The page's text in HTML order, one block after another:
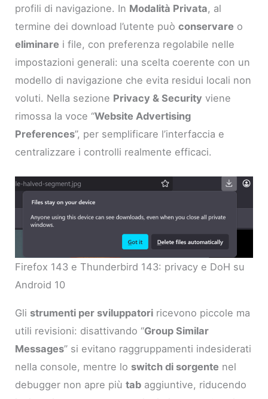
profili di navigazione. In Modalità Privata, al
termine dei download l’utente puòconservare o
eliminare i file, con preferenza regolabile nelle
impostazioni generali: una scelta coerente con un
modello di navigazione che evita residui locali non
voluti. Nella sezione Privacy & Security viene
rimossa la voce “Website Advertising
Preferences”, per semplificare l’interfaccia e
centralizzare i controlli realmente efficaci.
Firefox 143 e Thunderbird 143: privacy e DoH su
Android 10
Gli strumenti per sviluppatori ricevono piccole ma
utili revisioni: disattivando “Group Similar
Messages” si evitano raggruppamenti indesiderati
nella console, mentre lo switch di sorgente nel
debugger non apre piùtab aggiuntive, riducendo